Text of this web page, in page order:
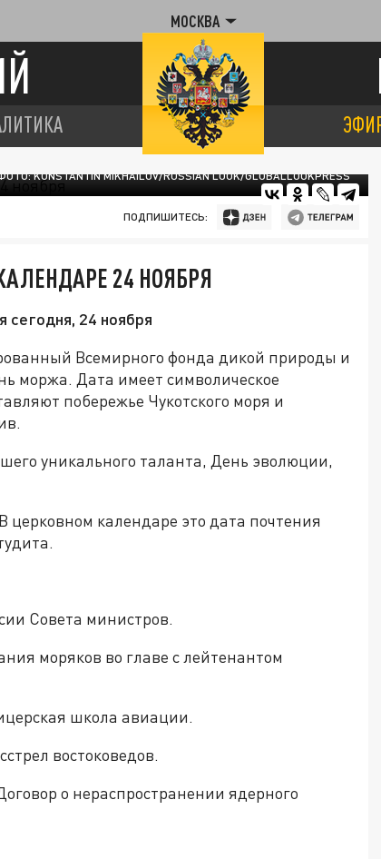
МОСКВА
KONSTANTIN MIKHAILOV/RUSSIAN LOOK/GLOBALLOOKPRESS
ПОДПИШИТЕСЬ:
24 НОЯБРЯ
сегодня, 24 ноября
Всемирного фонда дикой природы и
моржа. Дата имеет символическое
побережье Чукотского моря и
уникального таланта, День эволюции,
календаре это дата почтения
Совета министров.
моряков во главе с лейтенантом
школа авиации.
востоковедов.
о нераспространении ядерного